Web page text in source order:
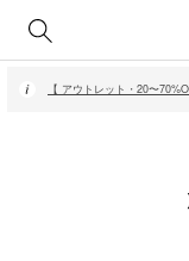
【 月〜金14時、土日祝12時
【 アウトレット・20〜
【 月〜金14時、土日祝12時
【 アウトレット・20〜